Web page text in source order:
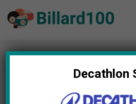
Zum
Inhalt
Startseite»Blog»Tischbürste
Die 11 besten im Vergleich
Decathlon